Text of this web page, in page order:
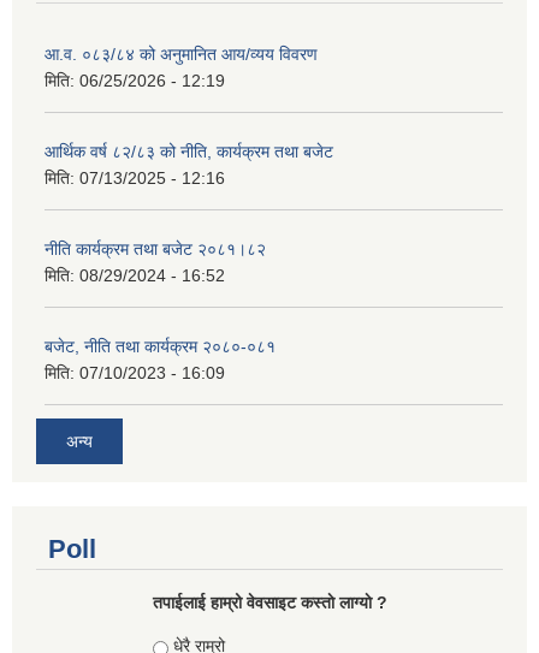
आ.व. ०८३/८४ को अनुमानित आय/व्यय विवरण
मिति: 06/25/2026 - 12:19
आर्थिक वर्ष ८२/८३ को नीति, कार्यक्रम तथा बजेट
मिति: 07/13/2025 - 12:16
नीति कार्यक्रम तथा बजेट २०८१।८२
मिति: 08/29/2024 - 16:52
बजेट, नीति तथा कार्यक्रम २०८०-०८१
मिति: 07/10/2023 - 16:09
अन्य
Poll
तपाईलाई हाम्रो वेवसाइट कस्ताे लाग्याे ?
Choices
धेरै राम्रो